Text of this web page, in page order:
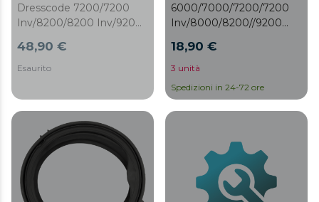
Dresscode 7200/7200
Inv/8200/8200 Inv/9200
48,90 €
Esaurito
6000/7000/7200/7200
Inv/8000/8200//9200
Inverter A/9300 Inverter
A/ 8300 Inverter A/ 740
Bi Inverter A/ 840 Bi
Inverter A/ 940 Bi
Inverter A/ 9300 Inverter
18,90 €
3 unità
Spedizioni in 24-72 ore